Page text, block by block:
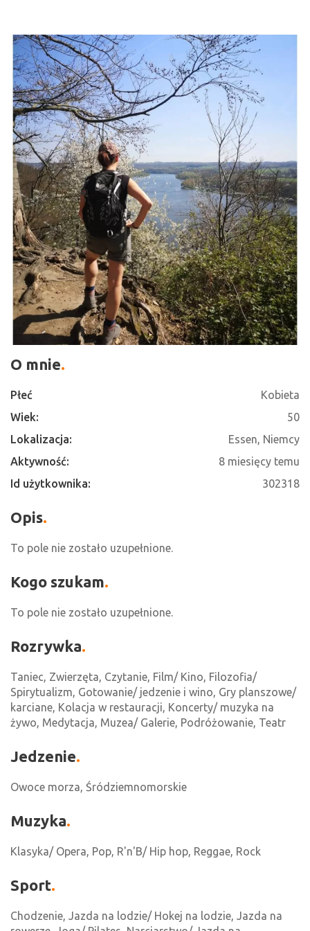
O mnie
Płeć
Kobieta
Wiek:
50
Lokalizacja:
Essen, Niemcy
Aktywność:
8 miesięcy temu
Id użytkownika:
302318
Opis
To pole nie zostało uzupełnione.
Kogo szukam
To pole nie zostało uzupełnione.
Rozrywka
Taniec, Zwierzęta, Czytanie, Film/ Kino, Filozofia/
Spirytualizm, Gotowanie/ jedzenie i wino, Gry planszowe/
karciane, Kolacja w restauracji, Koncerty/ muzyka na
żywo, Medytacja, Muzea/ Galerie, Podróżowanie, Teatr
Jedzenie
Owoce morza, Śródziemnomorskie
Muzyka
Klasyka/ Opera, Pop, R'n'B/ Hip hop, Reggae, Rock
Sport
Chodzenie, Jazda na lodzie/ Hokej na lodzie, Jazda na